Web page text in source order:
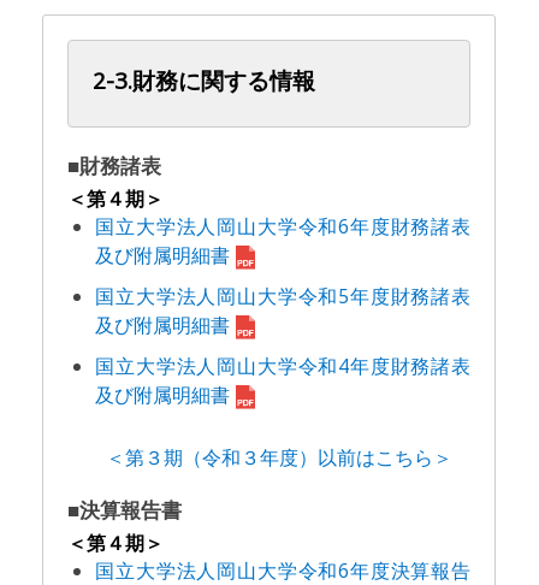
2-3.財務に関する情報
■財務諸表
＜第４期＞
国立大学法人岡山大学令和6年度財務諸表
及び附属明細書
国立大学法人岡山大学令和5年度財務諸表
及び附属明細書
国立大学法人岡山大学令和4年度財務諸表
及び附属明細書
＜第３期（令和３年度）以前はこちら＞
■決算報告書
＜第４期＞
国立大学法人岡山大学令和6年度決算報告